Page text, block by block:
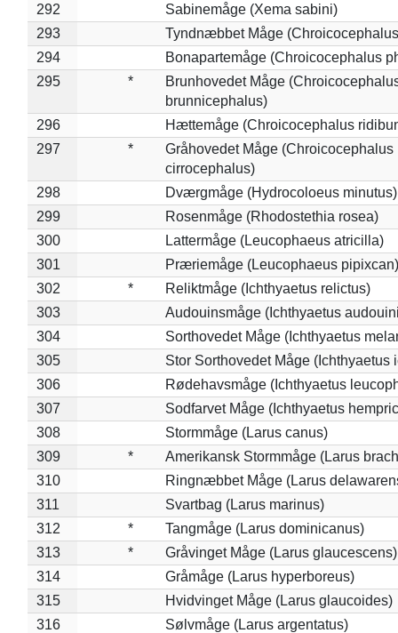
292
Sabinemåge (Xema sabini)
293
Tyndnæbbet Måge
294
Bonapartemåge (Chroicocephalus
295
*
Brunhovedet Måge
brunnicephalus)
296
Hættemåge (Chroicocephalus
297
*
Gråhovedet Måge (Chroicocephalus
cirrocephalus)
298
Dværgmåge (Hydrocoloeus minutus)
299
Rosenmåge (Rhodostethia rosea)
300
Lattermåge (Leucophaeus atricilla)
301
Præriemåge (Leucophaeus pipixcan)
302
*
Reliktmåge (Ichthyaetus relictus)
303
Audouinsmåge (Ichthyaetus
304
Sorthovedet Måge (Ichthyaetus
305
Stor Sorthovedet Måge (Ichthyaetus
306
Rødehavsmåge (Ichthyaetus
307
Sodfarvet Måge (Ichthyaetus
308
Stormmåge (Larus canus)
309
*
Amerikansk Stormmåge (Larus
310
Ringnæbbet Måge (Larus
311
Svartbag (Larus marinus)
312
*
Tangmåge (Larus dominicanus)
313
*
Gråvinget Måge (Larus glaucescens)
314
Gråmåge (Larus hyperboreus)
315
Hvidvinget Måge (Larus glaucoides)
316
Sølvmåge (Larus argentatus)